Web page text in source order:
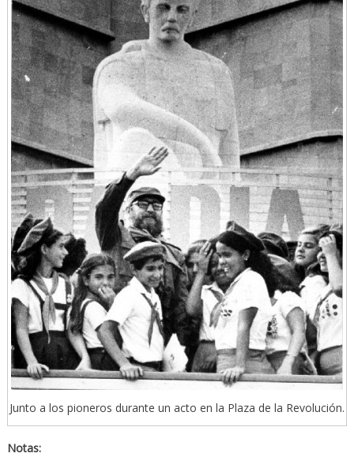
Junto a los pioneros durante un acto en la Plaza de la Revolución.
Notas: